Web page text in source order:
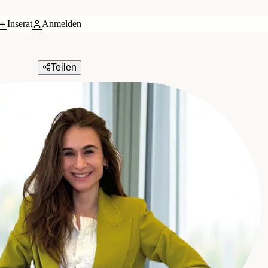
Inserat
Anmelden
Teilen